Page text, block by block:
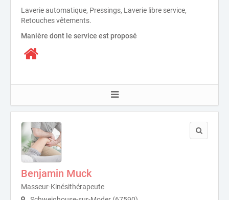
Laverie automatique, Pressings, Laverie libre service,
Retouches vêtements.
Manière dont le service est proposé
Benjamin Muck
Masseur-Kinésithérapeute